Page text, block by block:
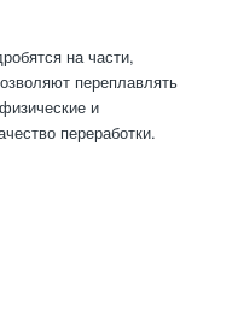
на части,
переплавлять
и
переработки.